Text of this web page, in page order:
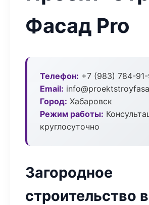
Фасад Pro
Телефон: +7 (983) 784-
Email:
Город: Хабаровск
Режим работы:
круглосуточно
Загородное
строительство в